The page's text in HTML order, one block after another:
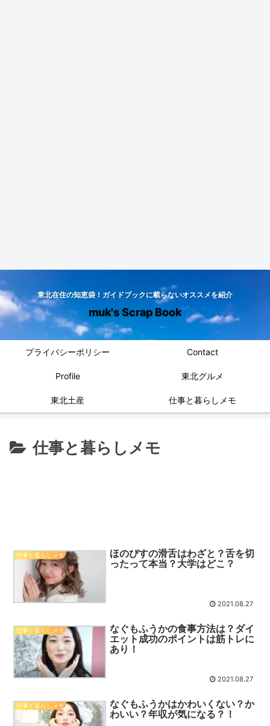
東北在住の知恵袋！ガイドブックに載らないオススメを紹介
muk's Scrap Book
プライバシーポリシー Contact
Profile 東北グルメ
東北土産 仕事と暮らしメモ
仕事と暮らしメモ
仕事と暮らしメモ
ほのぴすの滑舌はわざと？舌を切
ったって本当？大学はどこ？
2021.08.27
仕事と暮らしメモ
なぐもふうかの食事方法は？ダイ
エット成功のポイントは筋トレに
あり！
2021.08.27
仕事と暮らしメモ
なぐもふうかはかわいくない？か
わいい？年収が気になる？！